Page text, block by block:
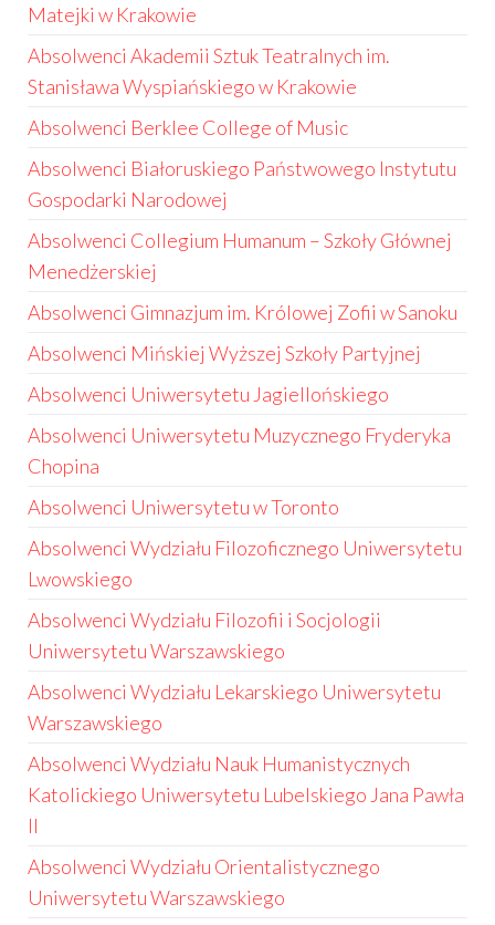
Matejki w Krakowie
Absolwenci Akademii Sztuk Teatralnych im.
Stanisława Wyspiańskiego w Krakowie
Absolwenci Berklee College of Music
Absolwenci Białoruskiego Państwowego Instytutu
Gospodarki Narodowej
Absolwenci Collegium Humanum – Szkoły Głównej
Menedżerskiej
Absolwenci Gimnazjum im. Królowej Zofii w Sanoku
Absolwenci Mińskiej Wyższej Szkoły Partyjnej
Absolwenci Uniwersytetu Jagiellońskiego
Absolwenci Uniwersytetu Muzycznego Fryderyka
Chopina
Absolwenci Uniwersytetu w Toronto
Absolwenci Wydziału Filozoficznego Uniwersytetu
Lwowskiego
Absolwenci Wydziału Filozofii i Socjologii
Uniwersytetu Warszawskiego
Absolwenci Wydziału Lekarskiego Uniwersytetu
Warszawskiego
Absolwenci Wydziału Nauk Humanistycznych
Katolickiego Uniwersytetu Lubelskiego Jana Pawła
II
Absolwenci Wydziału Orientalistycznego
Uniwersytetu Warszawskiego